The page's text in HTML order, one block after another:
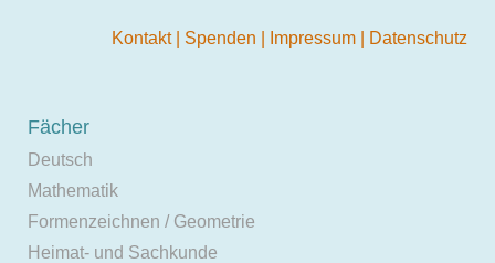
Kontakt Spenden Impressum Datenschutz
Fächer
Deutsch
Mathematik
Formenzeichnen / Geometrie
Heimat- und Sachkunde